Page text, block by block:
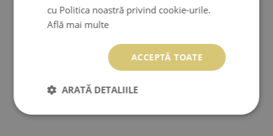
COVORAS DE BAIE PLAJĂ NISIPOASĂ
149.99 LEI
cu Politica noastră privind cookie-urile.
Află mai multe
ACCEPTĂ TOATE
ARATĂ DETALIILE